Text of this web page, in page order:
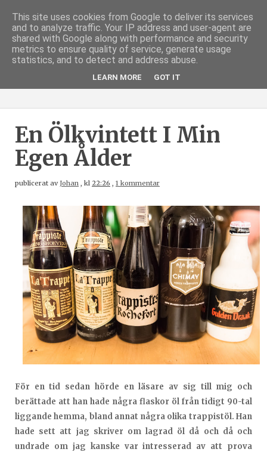
En Ölkvintett I Min
Egen Ålder
publicerat avJohan , kl 22:26 , 1 kommentar
För en tid sedan hörde en läsare av sig till mig och
berättade att han hade några flaskor öl från tidigt 90-tal
liggande hemma, bland annat några olika trappistöl. Han
hade sett att jag skriver om lagrad öl då och då och
undrade om jag kanske var intresserad av att prova
This site uses cookies from Google to deliver its services
and to analyze traffic. Your IP address and user-agent are
shared with Google along with performance and security
metrics to ensure quality of service, generate usage
statistics, and to detect and address abuse.
LEARN MORE GOT IT